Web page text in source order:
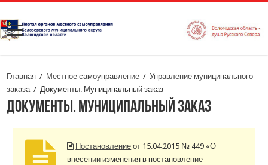
Главная / Местное самоуправление / Управление муниципального
заказа / Документы. Муниципальный заказ
Документы. Муниципальный заказ
Постановление от 15.04.2015 № 449 «О
внесении изменения в постановление